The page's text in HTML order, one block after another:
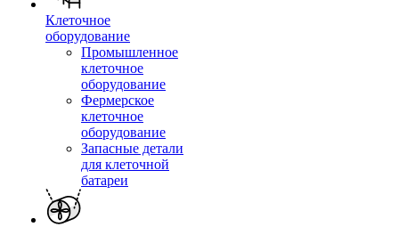
Клеточное
оборудование
Промышленное
клеточное
оборудование
Фермерское
клеточное
оборудование
Запасные детали
для клеточной
батареи